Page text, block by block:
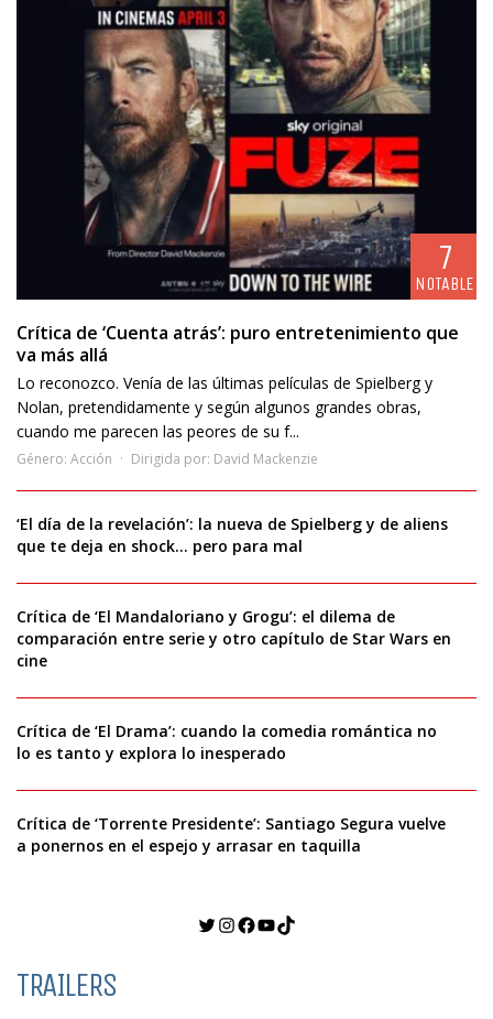
7
NOTABLE
Crítica de ‘Cuenta atrás’: puro entretenimiento que
va más allá
Lo reconozco. Venía de las últimas películas de Spielberg y
Nolan, pretendidamente y según algunos grandes obras,
cuando me parecen las peores de su f...
Género: Acción Dirigida por: David Mackenzie
‘El día de la revelación’: la nueva de Spielberg y de aliens
que te deja en shock… pero para mal
Crítica de ‘El Mandaloriano y Grogu’: el dilema de
comparación entre serie y otro capítulo de Star Wars en
cine
Crítica de ‘El Drama’: cuando la comedia romántica no
lo es tanto y explora lo inesperado
Crítica de ‘Torrente Presidente’: Santiago Segura vuelve
a ponernos en el espejo y arrasar en taquilla
Twitter
Instagram
Facebook
YouTube
TikTok
TRAILERS